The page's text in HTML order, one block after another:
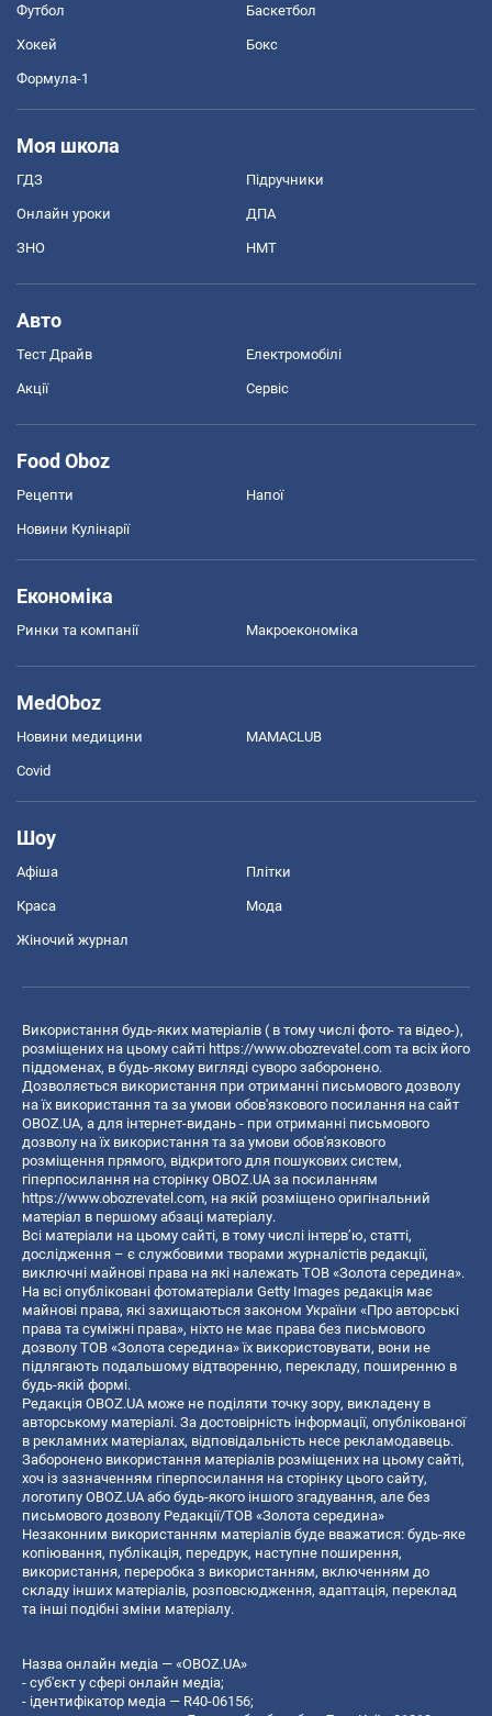
Футбол Баскетбол
Хокей Бокс
Формула-1
Моя школа
ГДЗ Підручники
Онлайн уроки ДПА
ЗНО НМТ
Авто
Тест Драйв Електромобілі
Акції Сервіс
Food Oboz
Рецепти Напої
Новини Кулінарії
Економіка
Ринки та компанії Макроекономіка
MedOboz
Новини медицини MAMACLUB
Covid
Шоу
Афіша Плітки
Краса Мода
Жіночий журнал
Використання будь-яких матеріалів ( в тому числі фото- та відео-),
розміщених на цьому сайті https://www.obozrevatel.com та всіх його
піддоменах, в будь-якому вигляді суворо заборонено.
Дозволяється використання при отриманні письмового дозволу
на їх використання та за умови обов'язкового посилання на сайт
OBOZ.UA, а для інтернет-видань - при отриманні письмового
дозволу на їх використання та за умови обов'язкового
розміщення прямого, відкритого для пошукових систем,
гіперпосилання на сторінку OBOZ.UA за посиланням
https://www.obozrevatel.com, на якій розміщено оригінальний
матеріал в першому абзаці матеріалу.
Всі матеріали на цьому сайті, в тому числі інтерв’ю, статті,
дослідження – є службовими творами журналістів редакції,
виключні майнові права на які належать ТОВ «Золота середина».
На всі опубліковані фотоматеріали Getty Images редакція має
майнові права, які захищаються законом України «Про авторські
права та суміжні права», ніхто не має права без письмового
дозволу ТОВ «Золота середина» їх використовувати, вони не
підлягають подальшому відтворенню, перекладу, поширенню в
будь-якій формі.
Редакція OBOZ.UA може не поділяти точку зору, викладену в
авторському матеріалі. За достовірність інформації, опублікованої
в рекламних матеріалах, відповідальність несе рекламодавець.
Заборонено використання матеріалів розміщених на цьому сайті,
хоч із зазначенням гіперпосилання на сторінку цього сайту,
логотипу OBOZ.UA або будь-якого іншого згадування, але без
письмового дозволу Редакції/ТОВ «Золота середина»
Незаконним використанням матеріалів буде вважатися: будь-яке
копiювання, публiкацiя, передрук, наступне поширення,
використання, переробка з використанням, включенням до
складу інших матеріалів, розповсюдження, адаптація, переклад
та інші подібні зміни матеріалу.
Назва онлайн медіа — «OBOZ.UA»
- суб'єкт у сфері онлайн медіа;
- ідентифікатор медіа — R40-06156;